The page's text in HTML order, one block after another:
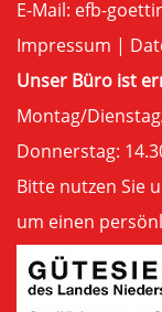
E-Mail: efb-
Impressum |
Unser Büro ist
Montag/
Donnerstag:
Bitte nutzen Sie
um einen